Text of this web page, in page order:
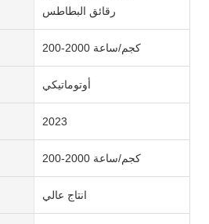
رقائق البطاطس
200-2000 كجم/ساعة
أوتوماتيكي
2023
200-2000 كجم/ساعة
انتاج عالي